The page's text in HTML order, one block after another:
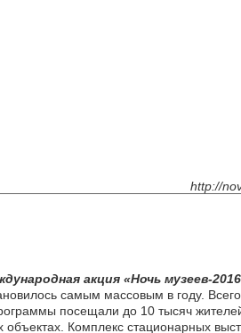
http://
акция «Ночь музеев-
самым массовым в году.
посещали до 10 тысяч
Комплекс стационарных